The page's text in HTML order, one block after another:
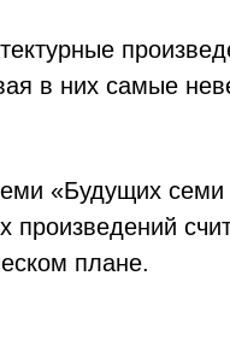
в них самые
«Будущих семи
произведений
плане.